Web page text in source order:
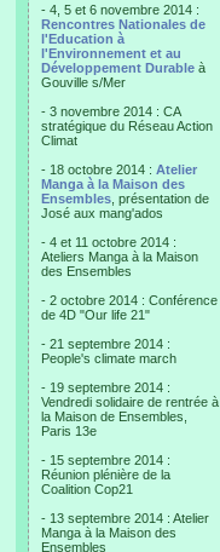
- 4, 5 et 6 novembre 2014 :
Rencontres Nationales de
l'Education à
l'Environnement et au
Développement Durable à
Gouville s/Mer
- 3 novembre 2014 : CA
stratégique du Réseau Action
Climat
- 18 octobre 2014 : Atelier
Manga à la Maison des
Ensembles , présentation de
José aux mang'ados
- 4 et 11 octobre 2014 :
Ateliers Manga à la Maison
des Ensembles
- 2 octobre 2014 : Conférence
de 4D "Our life 21"
- 21 septembre 2014 :
People's climate march
- 19 septembre 2014 :
Vendredi solidaire de rentrée à
la Maison de Ensembles,
Paris 13e
- 15 septembre 2014 :
Réunion plénière de la
Coalition Cop21
- 13 septembre 2014 : Atelier
Manga à la Maison des
Ensembles